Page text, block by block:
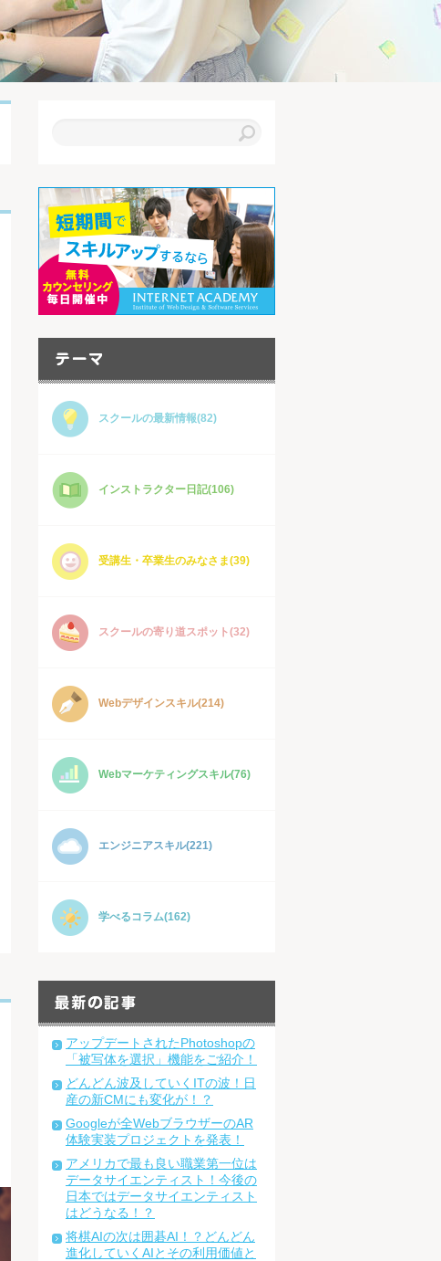
スクールの最新情報(82)
インストラクター日記(106)
受講生・卒業生のみなさま(39)
スクールの寄り道スポット(32)
Webデザインスキル(214)
Webマーケティングスキル(76)
エンジニアスキル(221)
学べるコラム(162)
アップデートされたPhotoshopの
「被写体を選択」機能をご紹介！
どんどん波及していくITの波！日
産の新CMにも変化が！？
Googleが全WebブラウザーのAR
体験実装プロジェクトを発表！
アメリカで最も良い職業第一位は
データサイエンティスト！今後の
日本ではデータサイエンティスト
はどうなる！？
将棋AIの次は囲碁AI！？どんどん
進化していくAIとその利用価値と